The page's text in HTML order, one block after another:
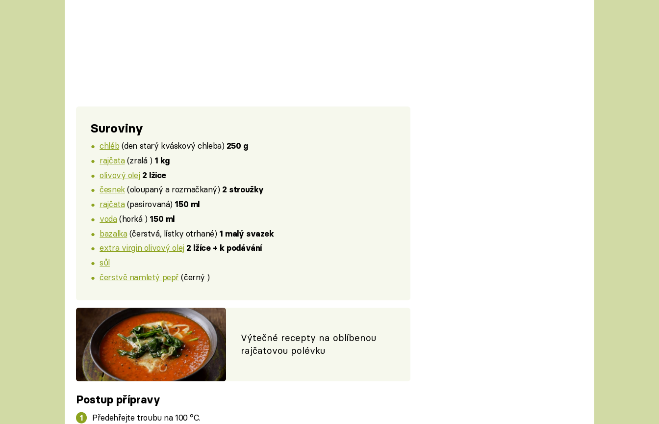
Suroviny
chléb (den starý kváskový chleba) 250 g
rajčata(zralá ) 1 kg
olivový olej 2 lžíce
česnek(oloupaný a rozmačkaný) 2 stroužky
rajčata(pasírovaná) 150 ml
voda(horká ) 150 ml
bazalka(čerstvá, lístky otrhané) 1 malý svazek
extra virgin olivový olej 2 lžíce + k podávání
sůl
čerstvě namletý pepř (černý )
Výtečné recepty na oblíbenou
rajčatovou polévku
Postup přípravy
Předehřejte troubu na 100 °C.